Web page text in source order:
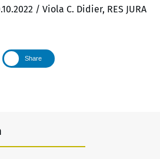
/ Viola C. Didier, RES JURA
Share